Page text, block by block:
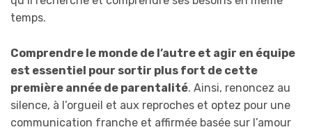
temps.
Comprendre le monde de l’autre et agir en équipe
est essentiel pour sortir plus fort de cette
première année de parentalité. Ainsi, renoncez au
silence, à l’orgueil et aux reproches et optez pour une
communication franche et affirmée basée sur l’amour